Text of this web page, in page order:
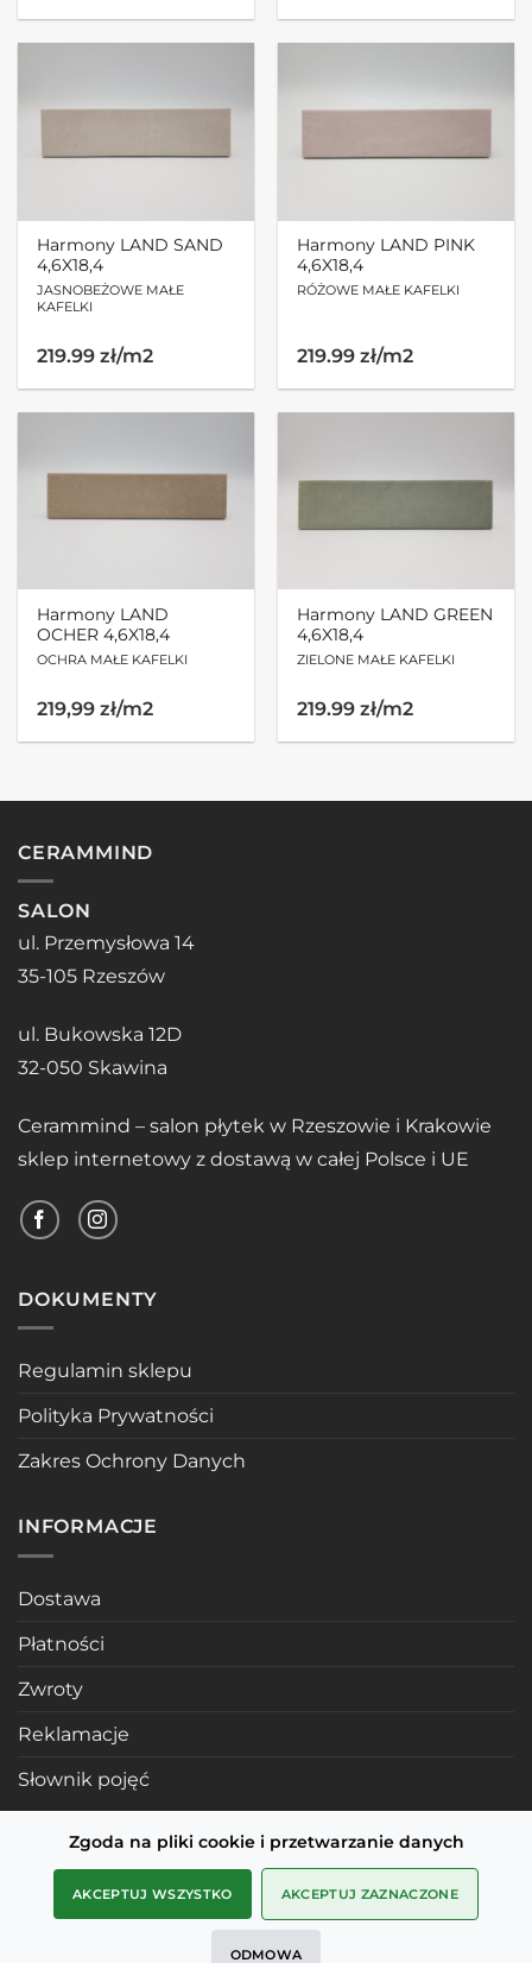
Harmony LAND SAND
4,6X18,4
JASNOBEŻOWE MAŁE
KAFELKI
219.99 zł/m2
Harmony LAND PINK
4,6X18,4
RÓŻOWE MAŁE KAFELKI
219.99 zł/m2
Harmony LAND
OCHER 4,6X18,4
OCHRA MAŁE KAFELKI
219,99 zł/m2
Harmony LAND GREEN
4,6X18,4
ZIELONE MAŁE KAFELKI
219.99 zł/m2
Zgoda na pliki cookie i przetwarzanie danych
AKCEPTUJ WSZYSTKO AKCEPTUJ ZAZNACZONE
ODMOWA
CERAMMIND
SALON
ul. Przemysłowa 14
35-105 Rzeszów
ul. Bukowska 12D
32-050 Skawina
Cerammind – salon płytek w Rzeszowie i Krakowie
sklep internetowy z dostawą w całej Polsce i UE
DOKUMENTY
Regulamin sklepu
Polityka Prywatności
Zakres Ochrony Danych
INFORMACJE
Dostawa
Płatności
Zwroty
Reklamacje
Słownik pojęć
POLECANE STRONY
Profile mosiężne